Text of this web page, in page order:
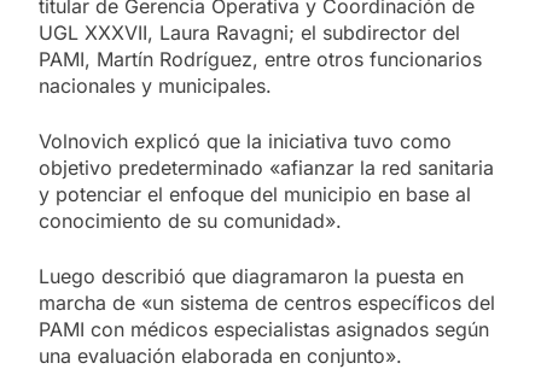
titular de Gerencia Operativa y Coordinación de
UGL XXXVII, Laura Ravagni; el subdirector del
PAMI, Martín Rodríguez, entre otros funcionarios
nacionales y municipales.
Volnovich explicó que la iniciativa tuvo como
objetivo predeterminado «afianzar la red sanitaria
y potenciar el enfoque del municipio en base al
conocimiento de su comunidad».
Luego describió que diagramaron la puesta en
marcha de «un sistema de centros específicos del
PAMI con médicos especialistas asignados según
una evaluación elaborada en conjunto».